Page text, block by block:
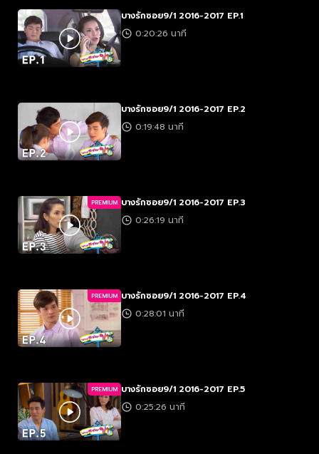
บางรักซอย9/1 2016-2017 EP.1
0:20:26 นาที
บางรักซอย9/1 2016-2017 EP.2
0:19:48 นาที
PREMIUM บางรักซอย9/1 2016-2017 EP.3
0:26:19 นาที
PREMIUM บางรักซอย9/1 2016-2017 EP.4
0:28:01 นาที
PREMIUM บางรักซอย9/1 2016-2017 EP.5
0:25:26 นาที